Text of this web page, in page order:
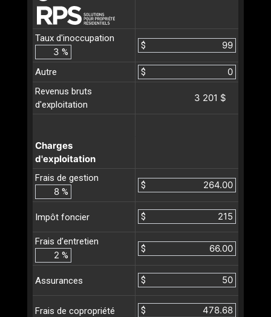
Taux d'inoccupation
%
$
Autre
$
Revenus bruts
d'exploitation
3 201 $
Charges
d'exploitation
Frais de gestion
%
$
Impôt foncier $
Frais d’entretien
%
$
Assurances $
Frais de copropriété $